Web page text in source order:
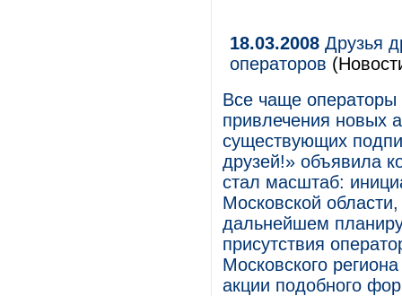
18.03.2008 Друзья
операторов
Все чаще операторы
привлечения новых
существующих
друзей!» объявила
стал масштаб:
Московской
дальнейшем
присутствия
Московского
акции подобного